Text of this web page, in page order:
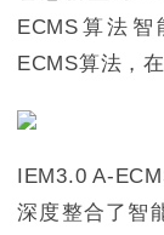
ECMS算法
ECMS算法，
IEM3.0 A-
深度整合了智